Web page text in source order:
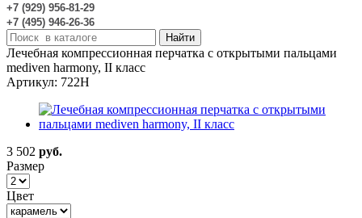
+7 (929) 956-81-29
+7 (495) 946-26-36
Лечебная компрессионная перчатка с открытыми пальцами
mediven harmony, II класс
Артикул: 722H
3 502 руб.
Размер
Цвет